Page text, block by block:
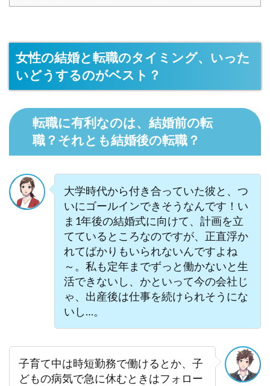
女性の結婚と転職のタイミング、いった
いどうするのがベスト？
転職に有利なのは、結婚前の転
職？それとも結婚後の転職？
大学時代から付き合っていた彼と、つ
いにゴールインできそうなんです！い
ま1年後の結婚式に向けて、計画を立
てているところなのですが、正直浮か
れてばかりもいられないんですよね
～。私も定年までずっと働かないと生
活できないし、かといって今の会社じ
ゃ、出産後は仕事を続けられそうにな
いし…。
子育て中は時短勤務で働けるとか、子
どもの病気で急に休むときはフォロー